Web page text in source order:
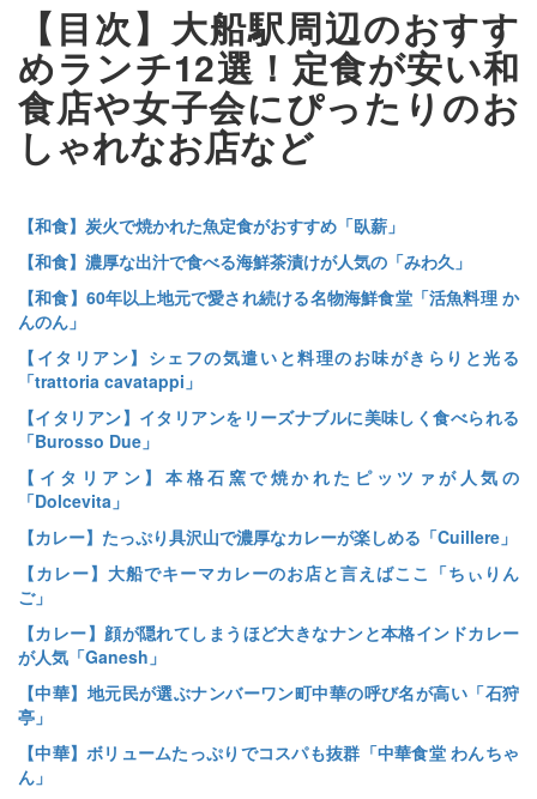
【目次】大船駅周辺のおすす
めランチ12選！定食が安い和
食店や女子会にぴったりのお
しゃれなお店など
【和食】炭火で焼かれた魚定食がおすすめ「臥薪」
【和食】濃厚な出汁で食べる海鮮茶漬けが人気の「みわ久」
【和食】60年以上地元で愛され続ける名物海鮮食堂「活魚料理 か
んのん」
【イタリアン】シェフの気遣いと料理のお味がきらりと光る
「trattoria cavatappi」
【イタリアン】イタリアンをリーズナブルに美味しく食べられる
「Burosso Due」
【イタリアン】本格石窯で焼かれたピッツァが人気の
「Dolcevita」
【カレー】たっぷり具沢山で濃厚なカレーが楽しめる「Cuillere」
【カレー】大船でキーマカレーのお店と言えばここ「ちぃりん
ご」
【カレー】顔が隠れてしまうほど大きなナンと本格インドカレー
が人気「Ganesh」
【中華】地元民が選ぶナンバーワン町中華の呼び名が高い「石狩
亭」
【中華】ボリュームたっぷりでコスパも抜群「中華食堂 わんちゃ
ん」